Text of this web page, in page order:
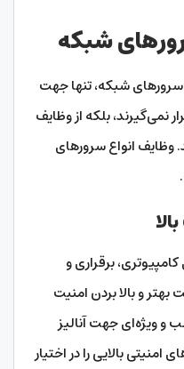
شبکه
سرورهای شبکه، تنها جهت
نمی‌گیرند، بلکه از وظایف
وظایف انواع سرورهای
برقراری و
و بالا بردن امنیت
و ویژه‌ای جهت آنالیز
بالایی را در اختیار